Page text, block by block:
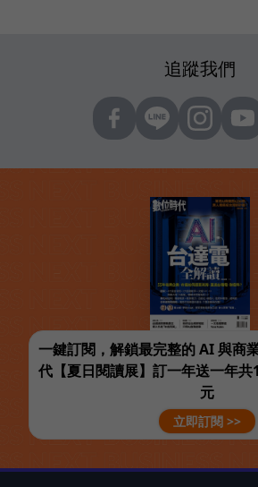
追蹤我們
一鍵訂閱，解鎖最完整的 AI 與商
代【夏日閱讀展】訂一年送一年
元
立即訂閱 >>